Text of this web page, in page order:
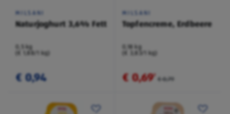
MILSANI
Naturjoghurt 3,6% Fett
0,5 kg
(€ 1,88/1 kg)
€ 0,94
MILSANI
Topfencreme, Erdbeere
0,18 kg
(€ 3,83/1 kg)
€ 0,69² € 0,79